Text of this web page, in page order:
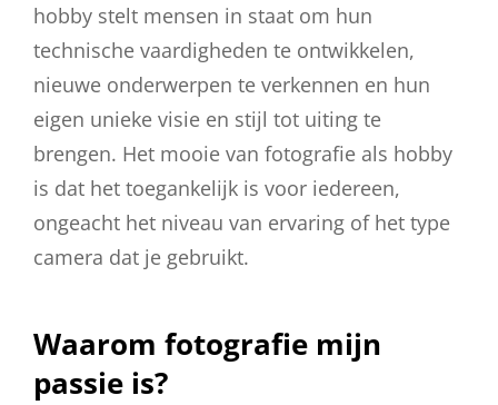
hobby stelt mensen in staat om hun
technische vaardigheden te ontwikkelen,
nieuwe onderwerpen te verkennen en hun
eigen unieke visie en stijl tot uiting te
brengen. Het mooie van fotografie als hobby
is dat het toegankelijk is voor iedereen,
ongeacht het niveau van ervaring of het type
camera dat je gebruikt.
Waarom fotografie mijn
passie is?